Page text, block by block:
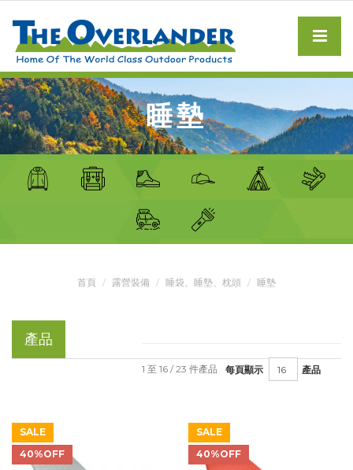
睡墊
首頁 露營裝備 睡袋、睡墊、枕頭 睡墊
產品
每頁顯示 產品
1 至 16 / 23 件產品
SALE
40%OFF
SALE
40%OFF